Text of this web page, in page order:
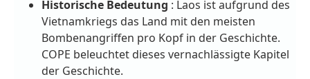
Historische Bedeutung : Laos ist aufgrund des
Vietnamkriegs das Land mit den meisten
Bombenangriffen pro Kopf in der Geschichte.
COPE beleuchtet dieses vernachlässigte Kapitel
der Geschichte.